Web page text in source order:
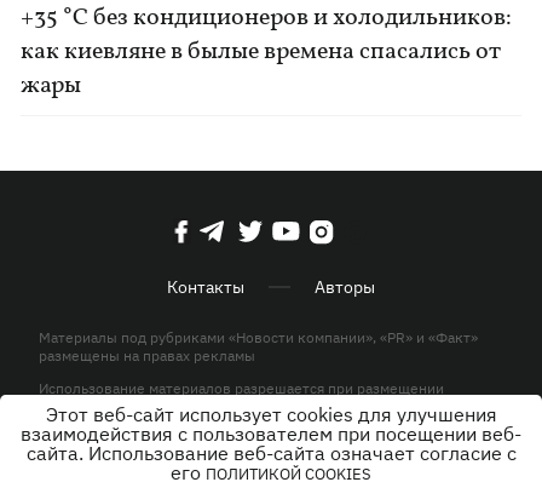
+35 °C без кондиционеров и холодильников:
как киевляне в былые времена спасались от
жары
Контакты Авторы
Материалы под рубриками «Новости компании», «PR» и «Факт»
размещены на правах рекламы
Использование материалов разрешается при размещении
активной гиперссылки на KP.UA в первом абзаце.
© ООО «ЮЛАВ МЕДИА»,2026. Все права защищены.
Этот веб-сайт использует cookies для улучшения
взаимодействия с пользователем при посещении веб-
сайта. Использование веб-сайта означает согласие с
его ПОЛИТИКОЙ COOKIES